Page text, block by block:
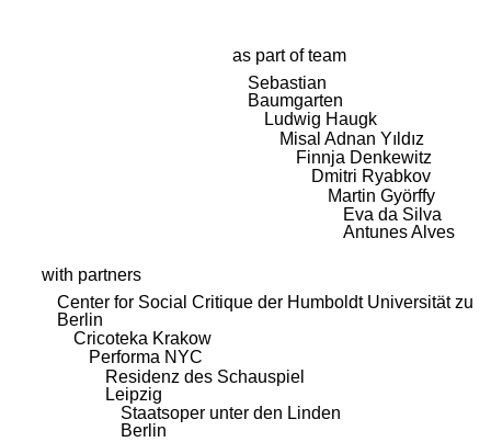
as part of team
Sebastian
Baumgarten
Ludwig Haugk
Misal Adnan Yıldız
Finnja Denkewitz
Dmitri Ryabkov
Martin Györffy
Eva da Silva
Antunes Alves
with partners
Center for Social Critique der Humboldt Universität zu
Berlin
Cricoteka Krakow
Performa NYC
Residenz des Schauspiel
Leipzig
Staatsoper unter den Linden
Berlin